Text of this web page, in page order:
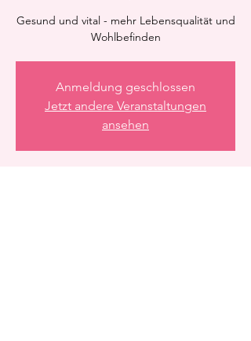
Gesund und vital - mehr Lebensqualität und
Wohlbefinden
Anmeldung geschlossen
Jetzt andere Veranstaltungen
ansehen